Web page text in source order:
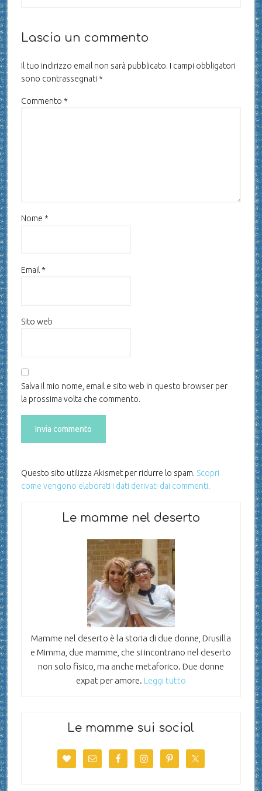
Lascia un commento
Il tuo indirizzo email non sarà pubblicato. I campi obbligatori
sono contrassegnati *
Commento *
Nome *
Email *
Sito web
Salva il mio nome, email e sito web in questo browser per
la prossima volta che commento.
Questo sito utilizza Akismet per ridurre lo spam. Scopri
come vengono elaborati i dati derivati dai commenti.
Le mamme nel deserto
Mamme nel deserto è la storia di due donne, Drusilla
e Mimma, due mamme, che si incontrano nel deserto
non solo fisico, ma anche metaforico. Due donne
expat per amore. Leggi tutto
Le mamme sui social